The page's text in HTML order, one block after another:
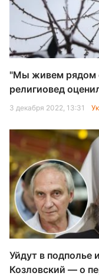
"Мы живем рядом
религиовед
3 декабря 2022, 13:31
Уйдут в подполье
Козловский — о